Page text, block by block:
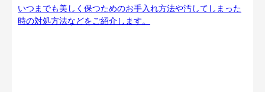
いつまでも美しく保つためのお手入れ方法や汚してしまった
時の対処方法などをご紹介します。